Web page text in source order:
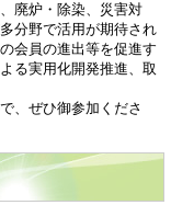
廃炉・除染、災害対
分野で活用が期待され
会員の進出等を促進す
る実用化開発推進、取
、ぜひ御参加くださ